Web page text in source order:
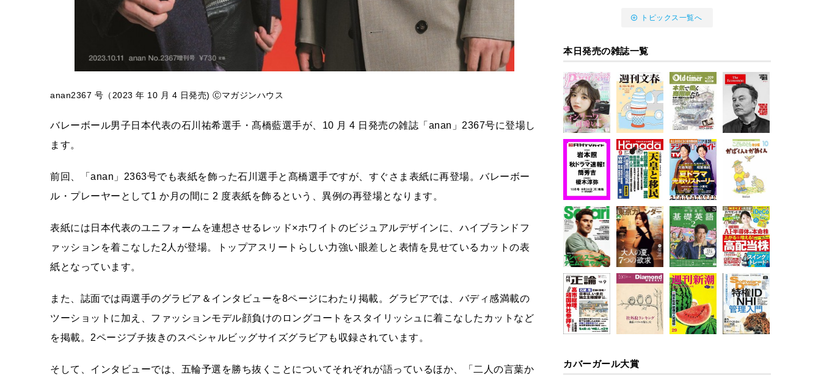
anan2367 号（2023 年 10 月 4 日発売) Ⓒマガジンハウス
バレーボール男子日本代表の石川祐希選手・髙橋藍選手が、10 月 4 日発売の雑誌「anan」2367号に登場し
ます。
前回、「anan」2363号でも表紙を飾った石川選手と髙橋選手ですが、すぐさま表紙に再登場。バレーボー
ル・プレーヤーとして1 か月の間に 2 度表紙を飾るという、異例の再登場となります。
表紙には日本代表のユニフォームを連想させるレッド×ホワイトのビジュアルデザインに、ハイブランドフ
ァッションを着こなした2人が登場。トップアスリートらしい力強い眼差しと表情を見せているカットの表
紙となっています。
また、誌面では両選手のグラビア＆インタビューを8ページにわたり掲載。グラビアでは、バディ感満載の
ツーショットに加え、ファッションモデル顔負けのロングコートをスタイリッシュに着こなしたカットなど
を掲載。2ページブチ抜きのスペシャルビッグサイズグラビアも収録されています。
そして、インタビューでは、五輪予選を勝ち抜くことについてそれぞれが語っているほか、「二人の言葉か
トピックス一覧へ
本日発売の雑誌一覧
カバーガール大賞